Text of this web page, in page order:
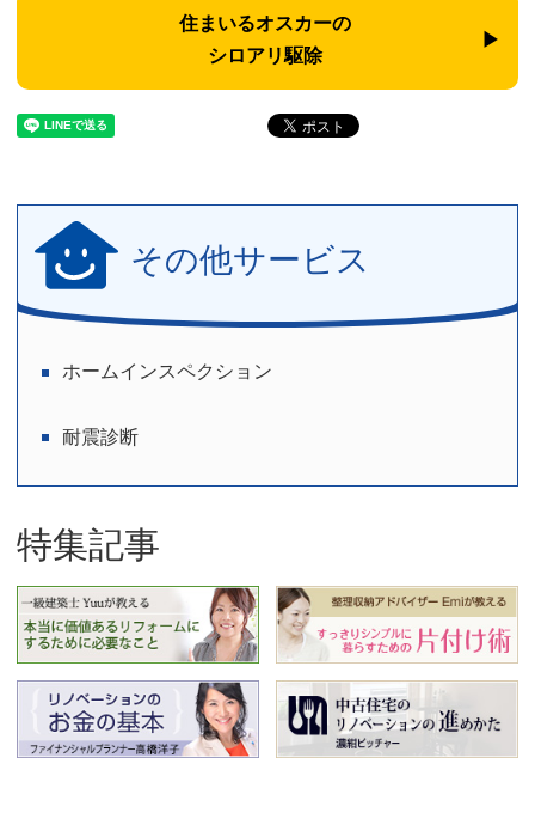
住まいるオスカーの
シロアリ駆除
その他サービス
ホームインスペクション
耐震診断
特集記事